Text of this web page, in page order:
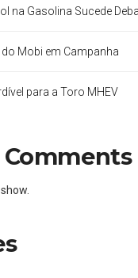
na Gasolina Sucede
Mobi em Campanha
para a Toro MHEV